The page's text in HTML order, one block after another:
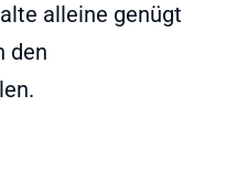
alleine genügt
den